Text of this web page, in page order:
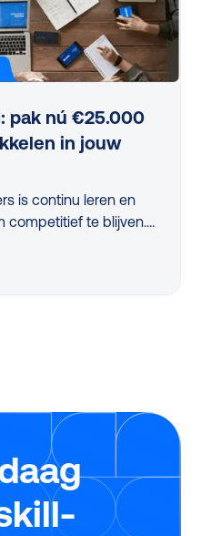
pak nú €25.000
in jouw
is continu leren en
competitief te blijven.
pak je dit slim aan?
gebruikmaakt van deze